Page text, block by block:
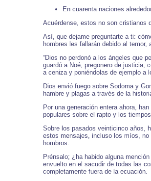
En cuarenta naciones
Acuérdense, estos no son cristianos
Así, que dejame preguntarte a ti:
hombres les fallarán debido al
“Dios no perdonó a los ángeles que
guardó a Noé, pregonero de justicia,
a ceniza y poniéndolas de ejemplo a
Dios envió fuego sobre Sodoma y
hambre y plagas a través de la
Por una generación entera ahora,
populares sobre el rapto y los
Sobre los pasados veinticinco años,
estos mensajes, incluso los míos, no
hombros.
Prénsalo; ¿ha habido alguna
envuelto en el sacudir de todas las
completamente fuera de la ecuación.